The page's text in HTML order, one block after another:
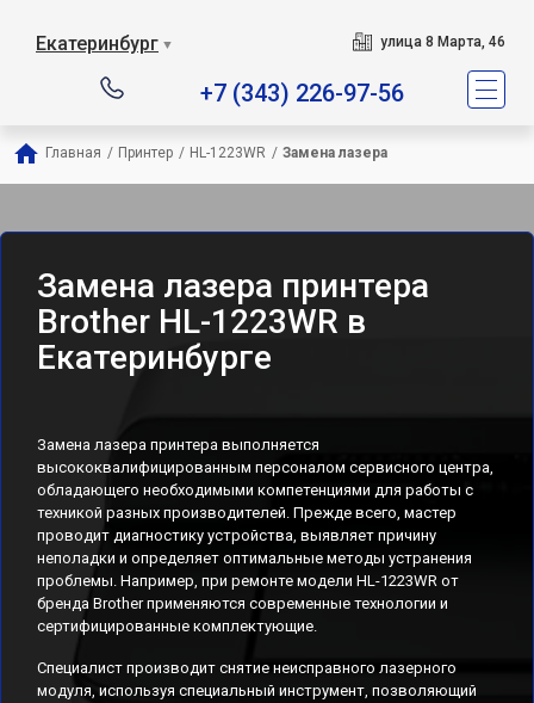
Екатеринбург ▼ улица 8 Марта, 46
+7 (343) 226-97-56
Главная / Принтер / HL-1223WR / Замена лазера
Замена лазера принтера
Brother HL-1223WR в
Екатеринбурге
Замена лазера принтера выполняется
высококвалифицированным персоналом сервисного центра,
обладающего необходимыми компетенциями для работы с
техникой разных производителей. Прежде всего, мастер
проводит диагностику устройства, выявляет причину
неполадки и определяет оптимальные методы устранения
проблемы. Например, при ремонте модели HL-1223WR от
бренда Brother применяются современные технологии и
сертифицированные комплектующие.
Специалист производит снятие неисправного лазерного
модуля, используя специальный инструмент, позволяющий